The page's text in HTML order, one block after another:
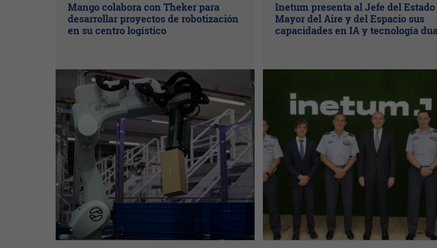
Mango colabora con Theker para
desarrollar proyectos de robotización
en su centro logístico
Inetum presenta al Jefe del Estado
Mayor del Aire y del Espacio sus
capacidades en IA y tecnología